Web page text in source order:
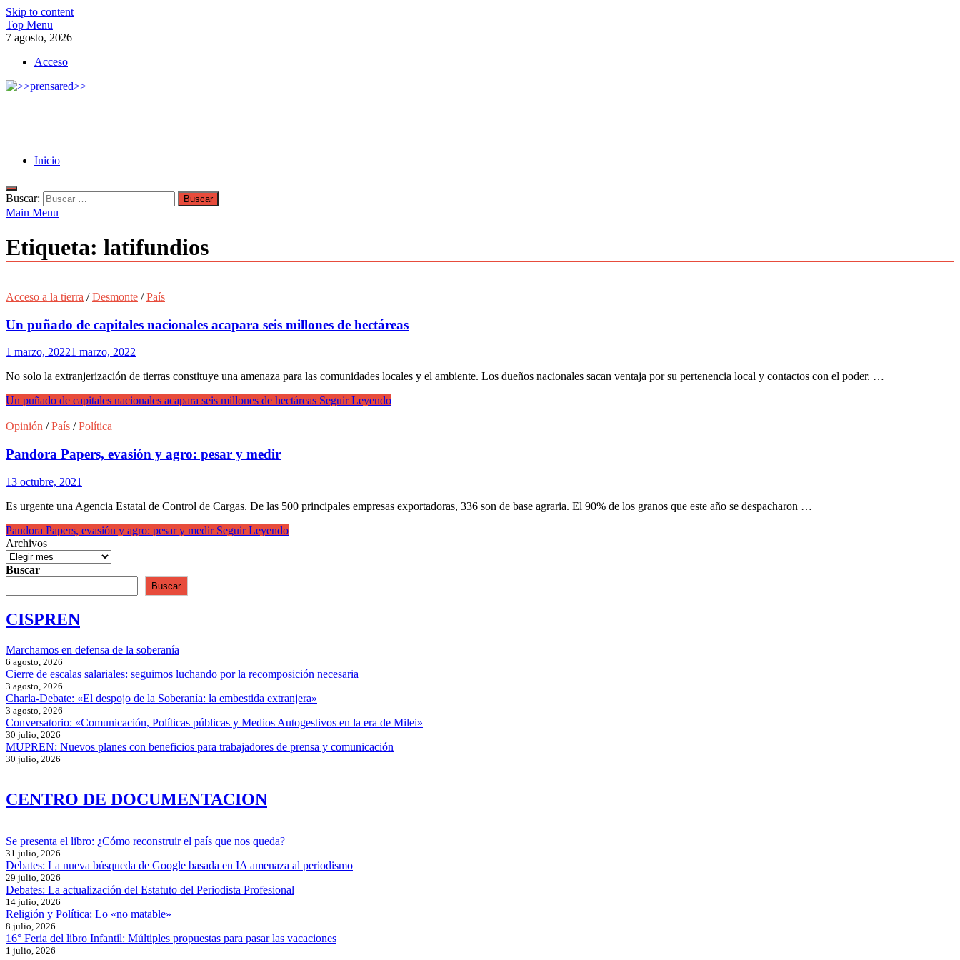
Skip to content
Top Menu
7 agosto, 2026
Acceso
Inicio
Buscar:
Main Menu
Etiqueta: latifundios
Acceso a la tierra /Desmonte /País
Un puñado de capitales nacionales acapara seis millones de hectáreas
1 marzo, 20221 marzo, 2022
No solo la extranjerización de tierras constituye una amenaza para las comunidades locales y el ambiente. Los dueños nacionales sacan ventaja por su pertenencia local y contactos con el poder. …
Un puñado de capitales nacionales acapara seis millones de hectáreas Seguir Leyendo
Opinión /País /Política
Pandora Papers, evasión y agro: pesar y medir
13 octubre, 2021
Es urgente una Agencia Estatal de Control de Cargas. De las 500 principales empresas exportadoras, 336 son de base agraria. El 90% de los granos que este año se despacharon …
Pandora Papers, evasión y agro: pesar y medirSeguir Leyendo
Archivos
Buscar
Buscar
CISPREN
Marchamos en defensa de la soberanía
6 agosto, 2026
Cierre de escalas salariales: seguimos luchando por la recomposición necesaria
3 agosto, 2026
Charla-Debate: «El despojo de la Soberanía: la embestida extranjera»
3 agosto, 2026
Conversatorio: «Comunicación, Políticas públicas y Medios Autogestivos en la era de Milei»
30 julio, 2026
MUPREN: Nuevos planes con beneficios para trabajadores de prensa y comunicación
30 julio, 2026
CENTRO DE DOCUMENTACION
Se presenta el libro: ¿Cómo reconstruir el país que nos queda?
31 julio, 2026
Debates: La nueva búsqueda de Google basada en IA amenaza al periodismo
29 julio, 2026
Debates: La actualización del Estatuto del Periodista Profesional
14 julio, 2026
Religión y Política: Lo «no matable»
8 julio, 2026
16° Feria del libro Infantil: Múltiples propuestas para pasar las vacaciones
1 julio, 2026